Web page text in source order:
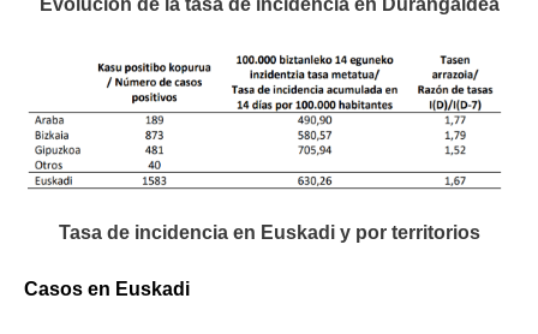
Tasa de incidencia en Euskadi y por territorios
Casos en Euskadi